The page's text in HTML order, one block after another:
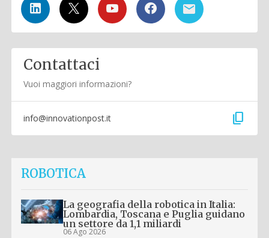
Contattaci
Vuoi maggiori informazioni?
info@innovationpost.it content_copy
ROBOTICA
La geografia della robotica in Italia:
Lombardia, Toscana e Puglia guidano
un settore da 1,1 miliardi
06 Ago 2026